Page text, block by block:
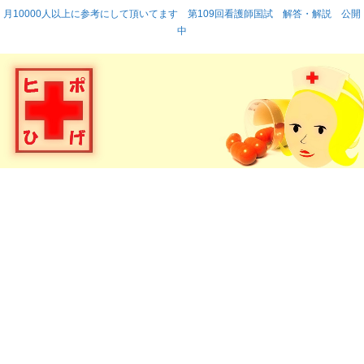
月10000人以上に参考にして頂いてます 第109回看護師国試 解答・解説 公開
中